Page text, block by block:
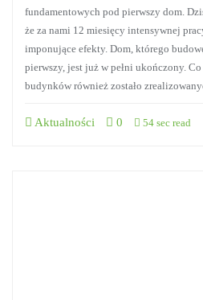
fundamentowych pod pierwszy dom.
że za nami 12 miesięcy intensywnej
imponujące efekty. Dom, którego
pierwszy, jest już w pełni ukończony.
budynków również zostało
Aktualności 0 54 sec read